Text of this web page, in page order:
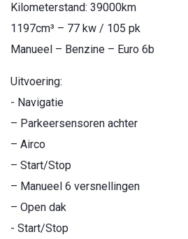
Kilometerstand: 39000km
1197cm³ – 77 kw / 105 pk
Manueel – Benzine – Euro 6b
Uitvoering:
- Navigatie
– Parkeersensoren achter
– Airco
– Start/Stop
– Manueel 6 versnellingen
– Open dak
- Start/Stop